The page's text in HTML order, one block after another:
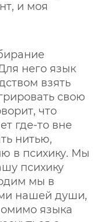
и моя
него язык
взять
свою
что
где-то вне
нитью,
в психику. Мы
психику
мы в
нашей души,
языка